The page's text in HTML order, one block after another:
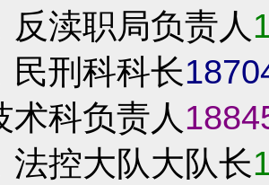
反渎职局负责人
民刑科科长
术科负责人
法控大队大队长